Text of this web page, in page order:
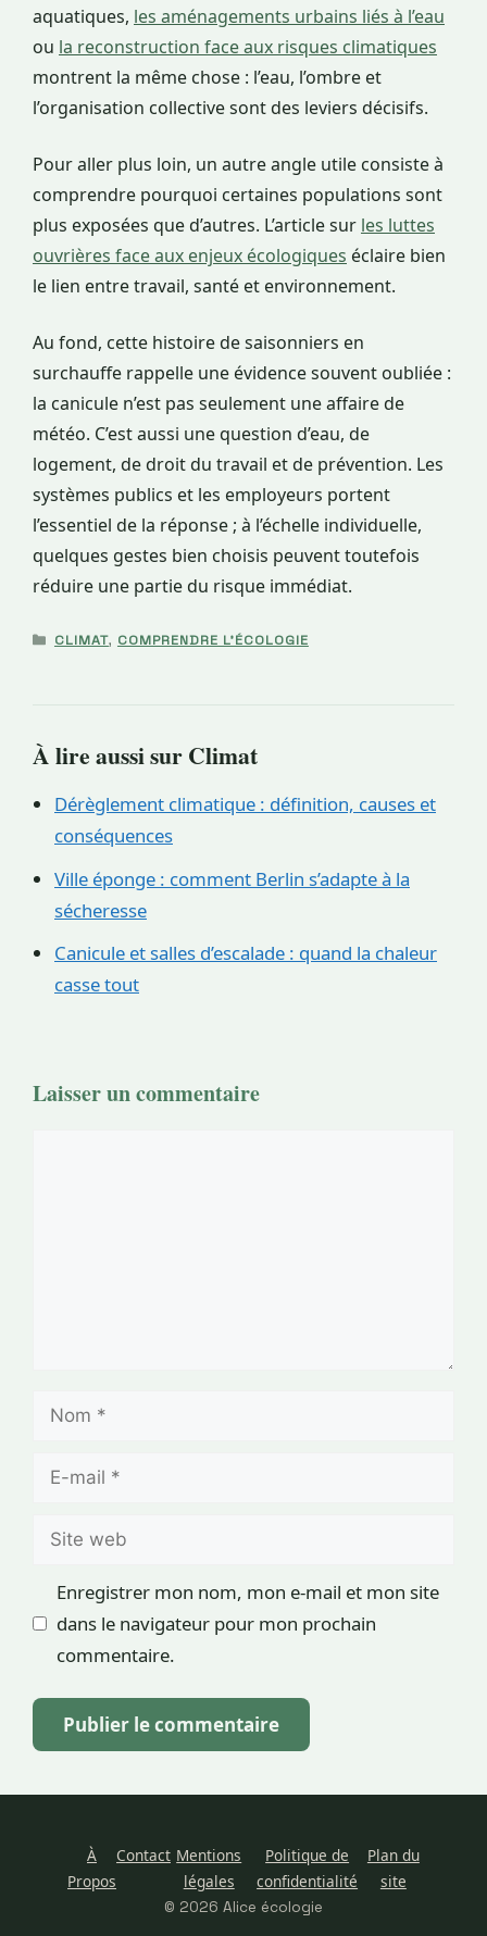
aquatiques, les aménagements urbains liés à l’eau
ou la reconstruction face aux risques climatiques
montrent la même chose : l’eau, l’ombre et
l’organisation collective sont des leviers décisifs.
Pour aller plus loin, un autre angle utile consiste à
comprendre pourquoi certaines populations sont
plus exposées que d’autres. L’article sur les luttes
ouvrières face aux enjeux écologiques éclaire bien
le lien entre travail, santé et environnement.
Au fond, cette histoire de saisonniers en
surchauffe rappelle une évidence souvent oubliée :
la canicule n’est pas seulement une affaire de
météo. C’est aussi une question d’eau, de
logement, de droit du travail et de prévention. Les
systèmes publics et les employeurs portent
l’essentiel de la réponse ; à l’échelle individuelle,
quelques gestes bien choisis peuvent toutefois
réduire une partie du risque immédiat.
CATÉGORIES
CLIMAT, COMPRENDRE L'ÉCOLOGIE
À lire aussi sur Climat
Dérèglement climatique : définition, causes et
conséquences
Ville éponge : comment Berlin s’adapte à la
sécheresse
Canicule et salles d’escalade : quand la chaleur
casse tout
Laisser un commentaire
Nom
Site
Enregistrer mon nom, mon e-mail et mon site
dans le navigateur pour mon prochain
commentaire.
À
Propos
Contact Mentions
légales
Politique de
confidentialité
Plan du
site
© 2026 Alice écologie